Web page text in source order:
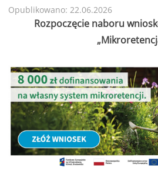
Opublikowano: 22.06.2026
Rozpoczęcie naboru